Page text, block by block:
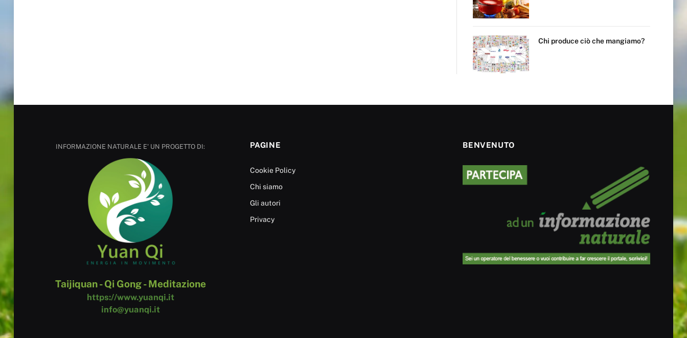
Chi produce ciò che mangiamo?
INFORMAZIONE NATURALE E' UN PROGETTO DI:
Taijiquan - Qi Gong - Meditazione
https://www.yuanqi.it
info@yuanqi.it
PAGINE
Cookie Policy
Chi siamo
Gli autori
Privacy
BENVENUTO